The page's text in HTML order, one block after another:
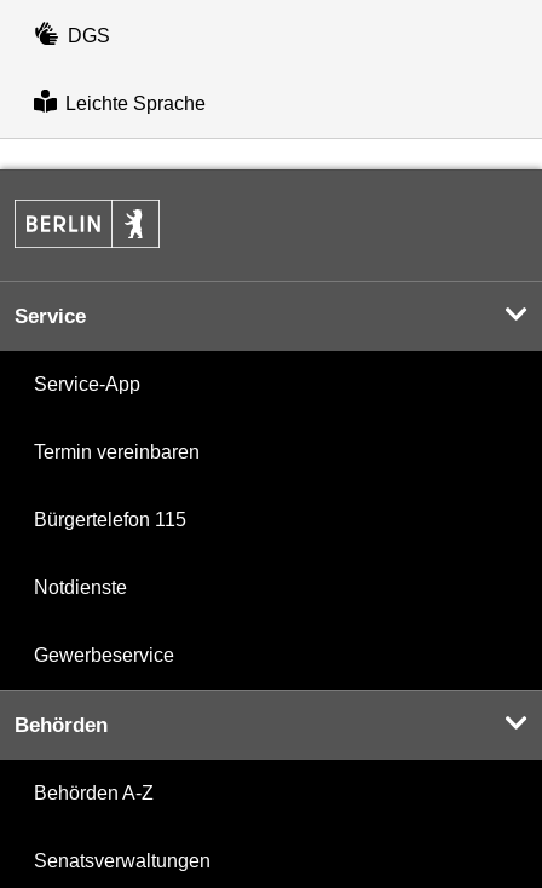
DGS
Leichte Sprache
Service
Service-App
Termin vereinbaren
Bürgertelefon 115
Notdienste
Gewerbeservice
Behörden
Behörden A-Z
Senatsverwaltungen